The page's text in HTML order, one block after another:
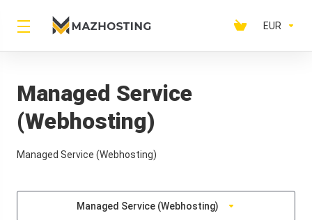
EUR
Managed Service
(Webhosting)
Managed Service (Webhosting)
Managed Service (Webhosting)